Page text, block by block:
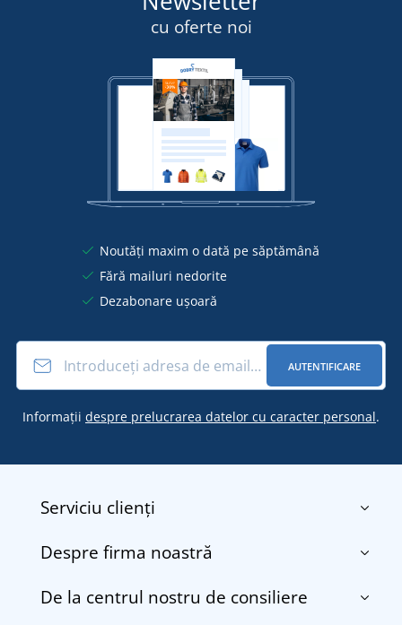
cu oferte noi
Noutăți maxim o dată pe săptămână
Fără mailuri nedorite
Dezabonare ușoară
AUTENTIFICARE
Informații despre prelucrarea datelor cu caracter personal.
Serviciu clienți
Contact
Transport și plată
Despre firma noastră
Despre noi
De la centrul nostru de consiliere